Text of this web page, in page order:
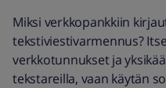
Miksi verkkopankkiin
tekstiviestivarmennus?
verkkotunnukset ja
tekstareilla, vaan käytän